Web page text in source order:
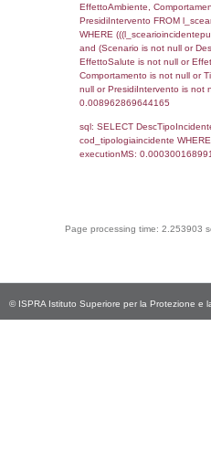
sql: SELECT
sql: